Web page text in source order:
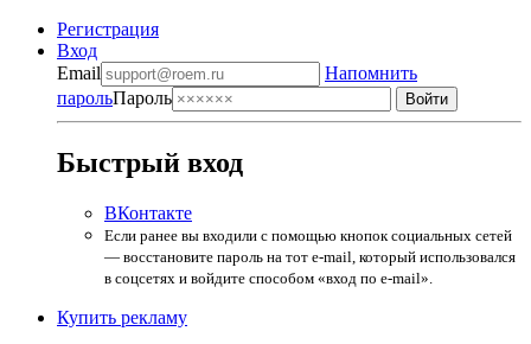
Регистрация
Вход
Email
Напомнить
парольПароль
Быстрый вход
ВКонтакте
Если ранее вы входили с помощью кнопок социальных сетей
— восстановите пароль на тот e-mail, который использовался
в соцсетях и войдите способом «вход по e-mail».
Купить рекламу